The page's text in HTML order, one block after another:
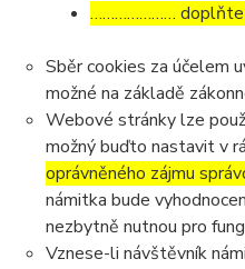
………………… doplňte
Sběr cookies za účelem
možné na základě
Webové stránky lze
možný buďto nastavit v
oprávněného zájmu
námitka bude
nezbytně nutnou pro
Vznese-li návštěvník